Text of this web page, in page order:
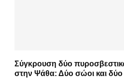
Σύγκρουση δύο
στην Ψάθα: Δύο σώοι και δύο